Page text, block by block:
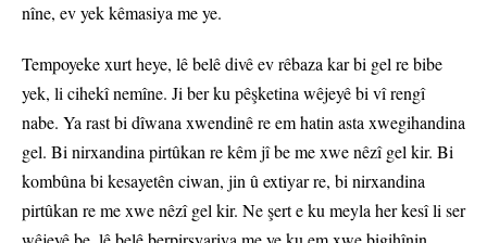
nîne, ev yek kêmasiya me ye.
Tempoyeke xurt heye, lê belê divê ev rêbaza kar bi gel re bibe
yek, li cihekî nemîne. Ji ber ku pêşketina wêjeyê bi vî rengî
nabe. Ya rast bi dîwana xwendinê re em hatin asta xwegihandina
gel. Bi nirxandina pirtûkan re kêm jî be me xwe nêzî gel kir. Bi
kombûna bi kesayetên ciwan, jin û extiyar re, bi nirxandina
pirtûkan re me xwe nêzî gel kir. Ne şert e ku meyla her kesî li ser